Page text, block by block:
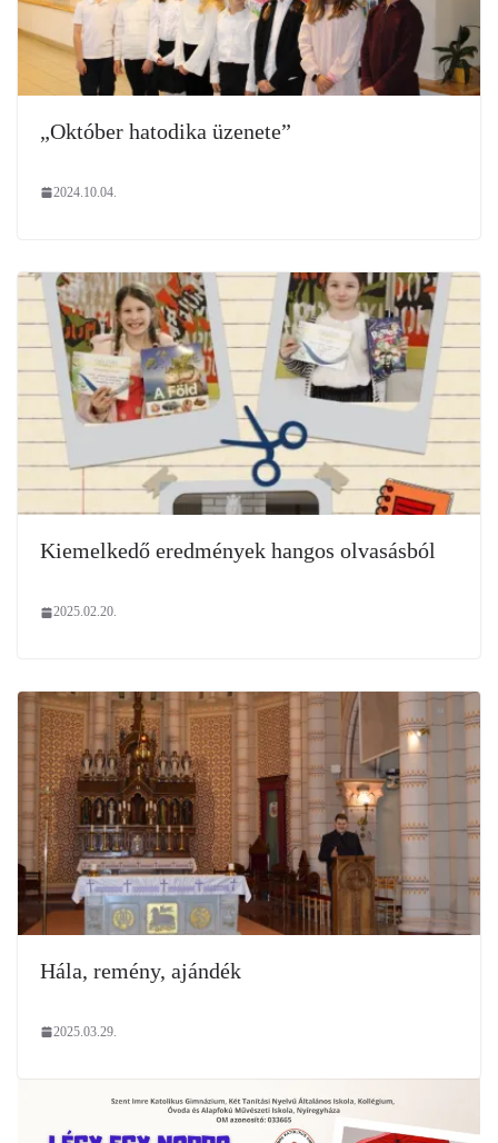
„Október hatodika üzenete”
2024.10.04.
Kiemelkedő eredmények hangos olvasásból
2025.02.20.
Hála, remény, ajándék
2025.03.29.